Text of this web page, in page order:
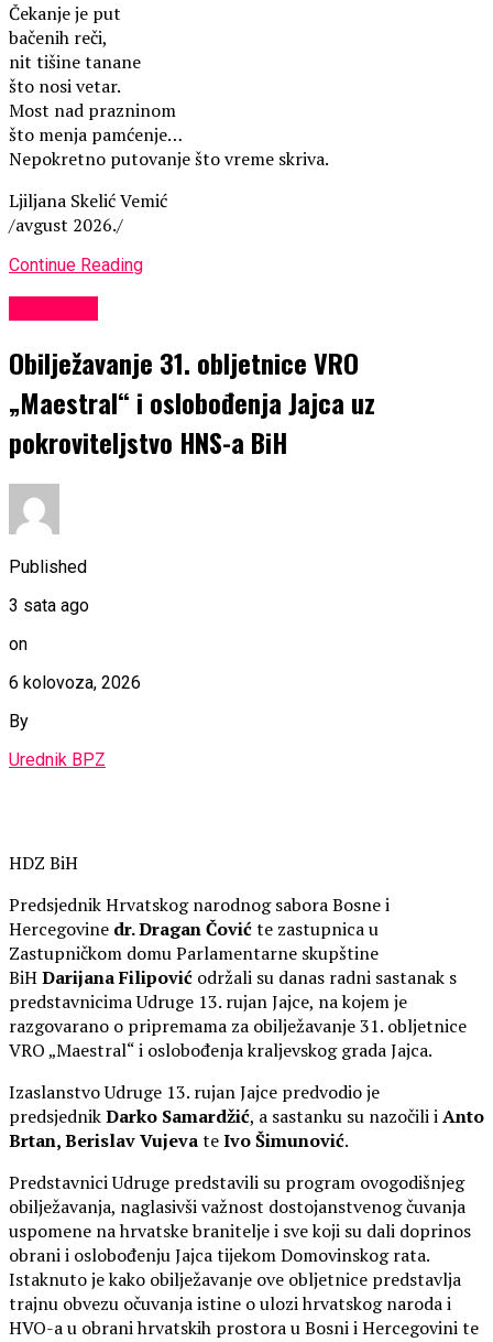
Čekanje je put
bačenih reči,
nit tišine tanane
što nosi vetar.
Most nad prazninom
što menja pamćenje…
Nepokretno putovanje što vreme skriva.
Ljiljana Skelić Vemić
/avgust 2026./
Continue Reading
Obilježavanje 31. obljetnice VRO
„Maestral“ i oslobođenja Jajca uz
pokroviteljstvo HNS-a BiH
Published
3 sata ago
on
6 kolovoza, 2026
By
Urednik BPZ
HDZ BiH
Predsjednik Hrvatskog narodnog sabora Bosne i
Hercegovine dr. Dragan Čovićte zastupnica u
Zastupničkom domu Parlamentarne skupštine
BiHDarijana Filipović održali su danas radni sastanak s
predstavnicima Udruge 13. rujan Jajce, na kojem je
razgovarano o pripremama za obilježavanje 31. obljetnice
VRO „Maestral“ i oslobođenja kraljevskog grada Jajca.
Izaslanstvo Udruge 13. rujan Jajce predvodio je
predsjednikDarko Samardžić, a sastanku su nazočili iAnto
Brtan, Berislav VujevateIvo Šimunović.
Predstavnici Udruge predstavili su program ovogodišnjeg
obilježavanja, naglasivši važnost dostojanstvenog čuvanja
uspomene na hrvatske branitelje i sve koji su dali doprinos
obrani i oslobođenju Jajca tijekom Domovinskog rata.
Istaknuto je kako obilježavanje ove obljetnice predstavlja
trajnu obvezu očuvanja istine o ulozi hrvatskog naroda i
HVO-a u obrani hrvatskih prostora u Bosni i Hercegovini te